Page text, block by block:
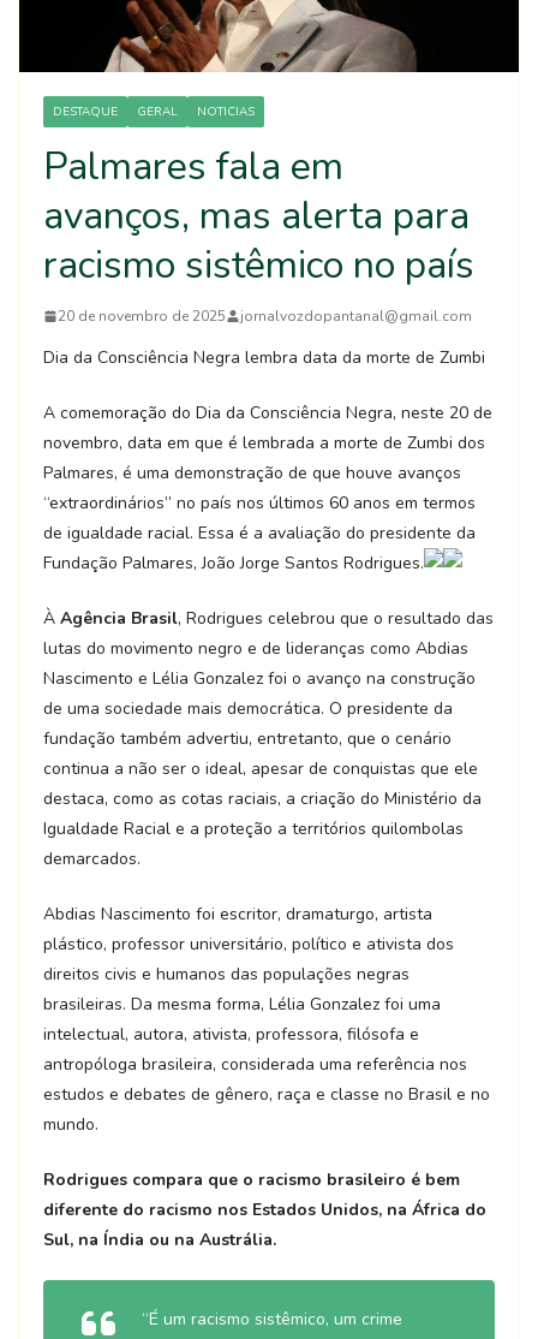
DESTAQUE GERAL NOTICIAS
Palmares fala em
avanços, mas alerta para
racismo sistêmico no país
20 de novembro de 2025 jornalvozdopantanal@gmail.com
Dia da Consciência Negra lembra data da morte de Zumbi
A comemoração do Dia da Consciência Negra, neste 20 de
novembro, data em que é lembrada a morte de Zumbi dos
Palmares, é uma demonstração de que houve avanços
“extraordinários” no país nos últimos 60 anos em termos
de igualdade racial. Essa é a avaliação do presidente da
Fundação Palmares, João Jorge Santos Rodrigues.
À Agência Brasil, Rodrigues celebrou que o resultado das
lutas do movimento negro e de lideranças como Abdias
Nascimento e Lélia Gonzalez foi o avanço na construção
de uma sociedade mais democrática. O presidente da
fundação também advertiu, entretanto, que o cenário
continua a não ser o ideal, apesar de conquistas que ele
destaca, como as cotas raciais, a criação do Ministério da
Igualdade Racial e a proteção a territórios quilombolas
demarcados.
Abdias Nascimento foi escritor, dramaturgo, artista
plástico, professor universitário, político e ativista dos
direitos civis e humanos das populações negras
brasileiras. Da mesma forma, Lélia Gonzalez foi uma
intelectual, autora, ativista, professora, filósofa e
antropóloga brasileira, considerada uma referência nos
estudos e debates de gênero, raça e classe no Brasil e no
mundo.
Rodrigues compara que o racismo brasileiro é bem
diferente do racismo nos Estados Unidos, na África do
Sul, na Índia ou na Austrália.
“É um racismo sistêmico, um crime